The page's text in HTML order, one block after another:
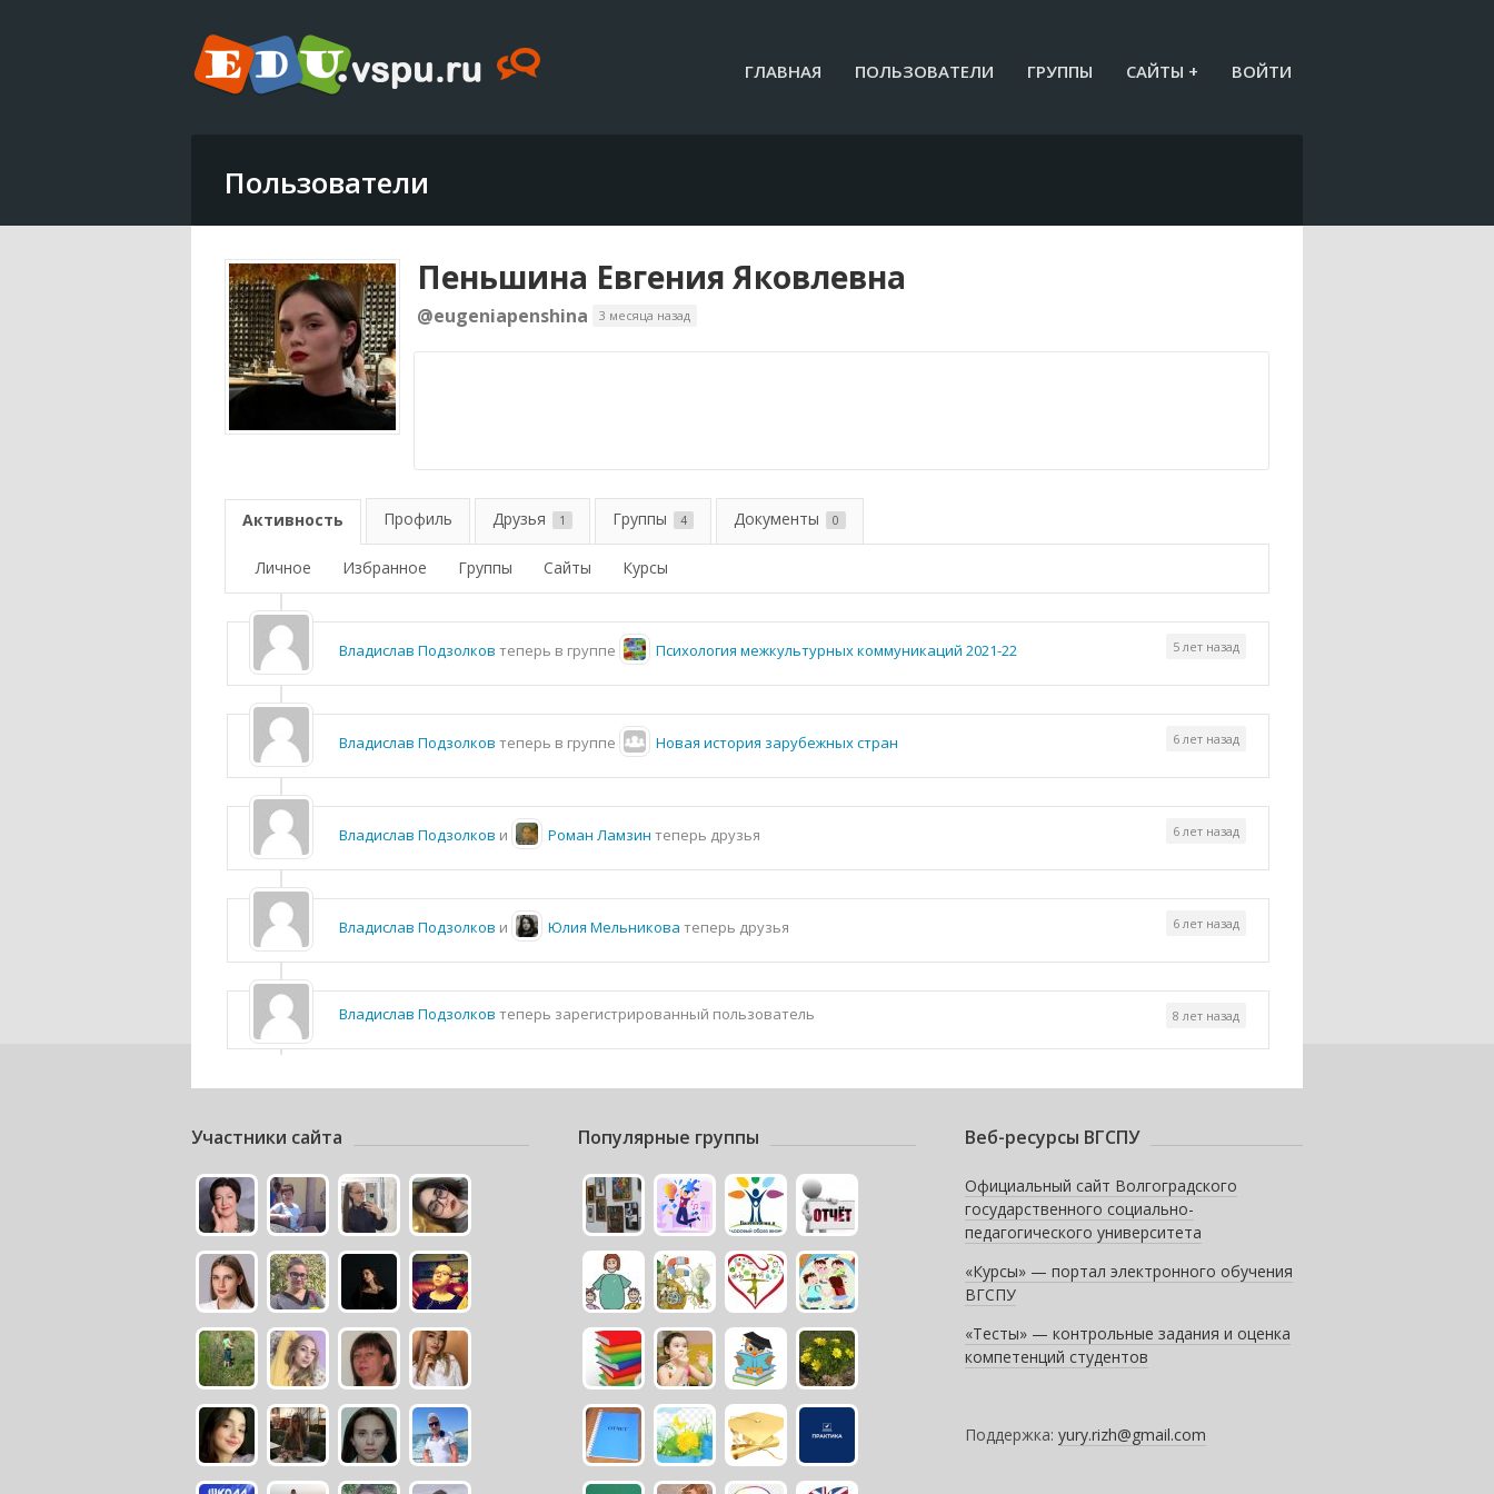
ГЛАВНАЯ ПОЛЬЗОВАТЕЛИ ГРУППЫ САЙТЫ + ВОЙТИ
Пользователи
Пеньшина Евгения Яковлевна
@eugeniapenshina 3 месяца назад
Активность Профиль Друзья 1 Группы 4 Документы 0
Личное Избранное Группы Сайты Курсы
Владислав Подзолков теперь в группе Психология межкультурных коммуникаций 2021-22 5 лет назад
Владислав Подзолков теперь в группе Новая история зарубежных стран 6 лет назад
Владислав Подзолков и Роман Ламзин теперь друзья 6 лет назад
Владислав Подзолков и Юлия Мельникова теперь друзья 6 лет назад
Владислав Подзолков теперь зарегистрированный пользователь 8 лет назад
Участники сайта Популярные группы Веб-ресурсы ВГСПУ
Официальный сайт Волгоградского
государственного социально-
педагогического университета
«Курсы» — портал электронного обучения
ВГСПУ
«Тесты» — контрольные задания и оценка
компетенций студентов
Поддержка: yury.rizh@gmail.com